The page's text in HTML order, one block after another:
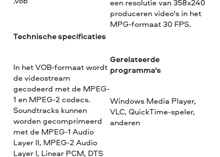
Technische specificaties
In het VOB-formaat wordt
de videostream
gecodeerd met de MPEG-
1 en MPEG-2 codecs.
Soundtracks kunnen
worden gecomprimeerd
met de MPEG-1 Audio
Layer II, MPEG-2 Audio
Layer I, Linear PCM, DTS
een resolutie van 358x240
produceren video's in het
MPG-formaat 30 FPS.
Gerelateerde
programma's
Windows Media Player,
VLC, QuickTime-speler,
anderen